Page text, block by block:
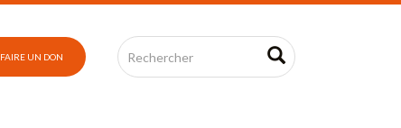
FAIRE UN DON